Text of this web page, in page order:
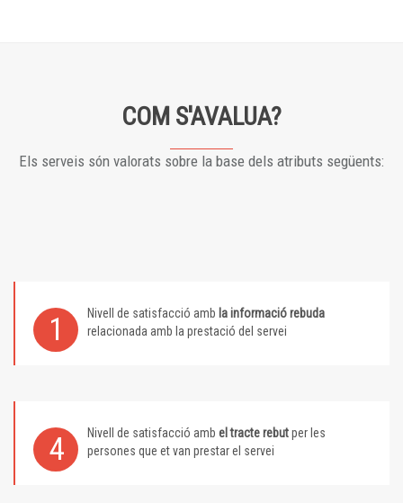
COM S'AVALUA?
Els serveis són valorats sobre la base dels atributs següents:
1 Nivell de satisfacció amb la informació rebuda
relacionada amb la prestació del servei
4 Nivell de satisfacció amb el tracte rebutper les
persones que et van prestar el servei